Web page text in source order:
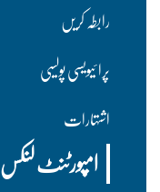
رابطہ کریں
پرا ئیویسی پولسیی
اشتہارات
امپورٹنٹ لنکس